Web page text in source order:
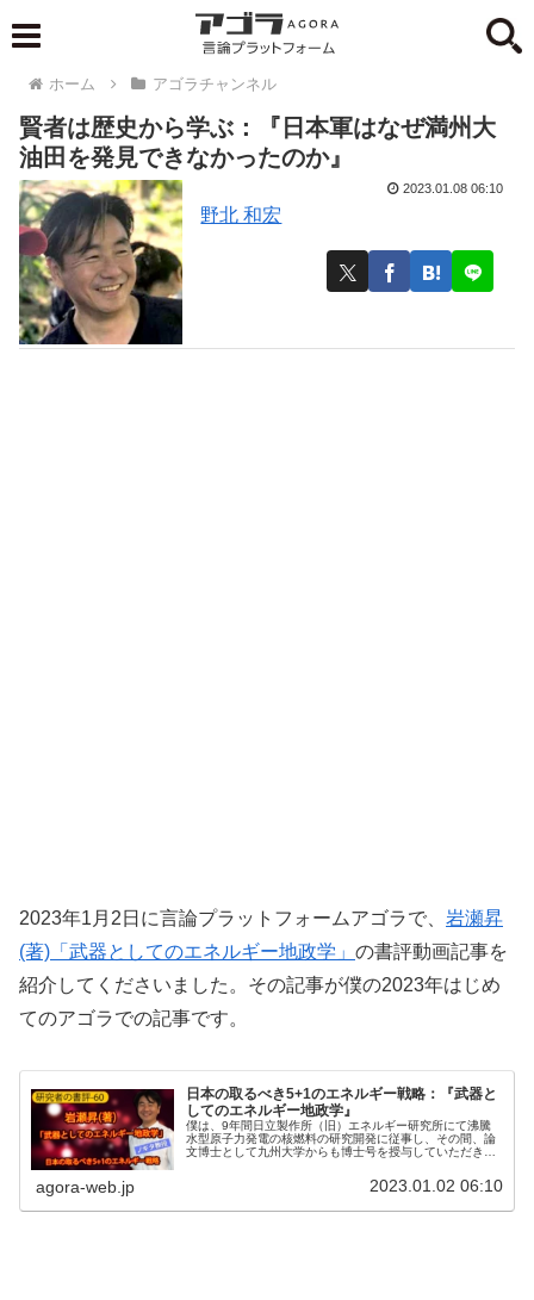
ホーム アゴラチャンネル
賢者は歴史から学ぶ：『日本軍はなぜ満州大
油田を発見できなかったのか』
野北 和宏
2023.01.08 06:10
2023年1月2日に言論プラットフォームアゴラで、 岩瀬昇
(著)「武器としてのエネルギー地政学」 の書評動画記事を
紹介してくださいました。その記事が僕の2023年はじめ
てのアゴラでの記事です。
日本の取るべき5+1のエネルギー戦略：『武器と
してのエネルギー地政学』
僕は、9年間日立製作所（旧）エネルギー研究所にて沸騰
水型原子力発電の核燃料の研究開発に従事し、その間、論
文博士として九州大学からも博士号を授与していただきま
agora-web.jp 2023.01.02 06:10